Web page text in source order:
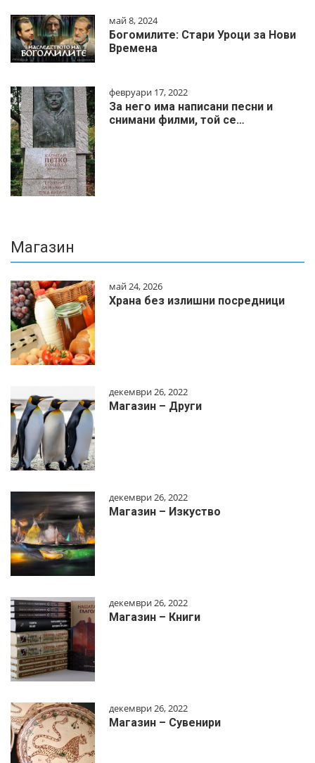
май 8, 2024
Богомилите: Стари Уроци за Нови
Времена
февруари 17, 2022
За него има написани песни и
снимани филми, той се…
Магазин
май 24, 2026
Храна без излишни посредници
декември 26, 2022
Магазин – Други
декември 26, 2022
Магазин – Изкуство
декември 26, 2022
Магазин – Книги
декември 26, 2022
Магазин – Сувенири